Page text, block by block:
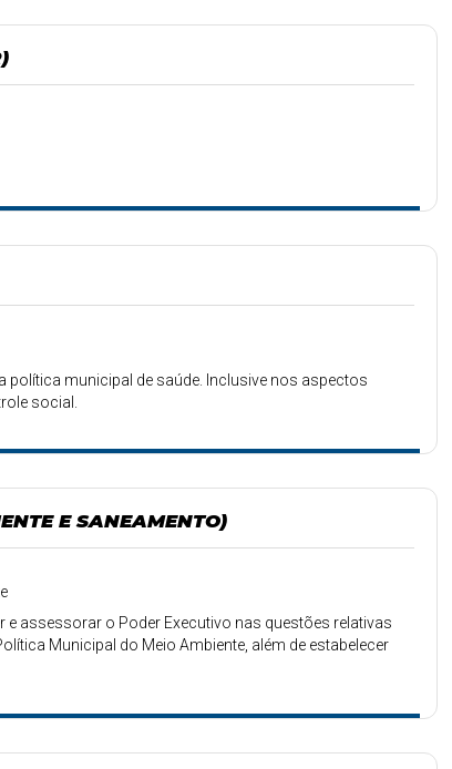
política municipal de saúde. Inclusive nos aspectos
social.
E SANEAMENTO)
assessorar o Poder Executivo nas questões relativas
Municipal do Meio Ambiente, além de estabelecer